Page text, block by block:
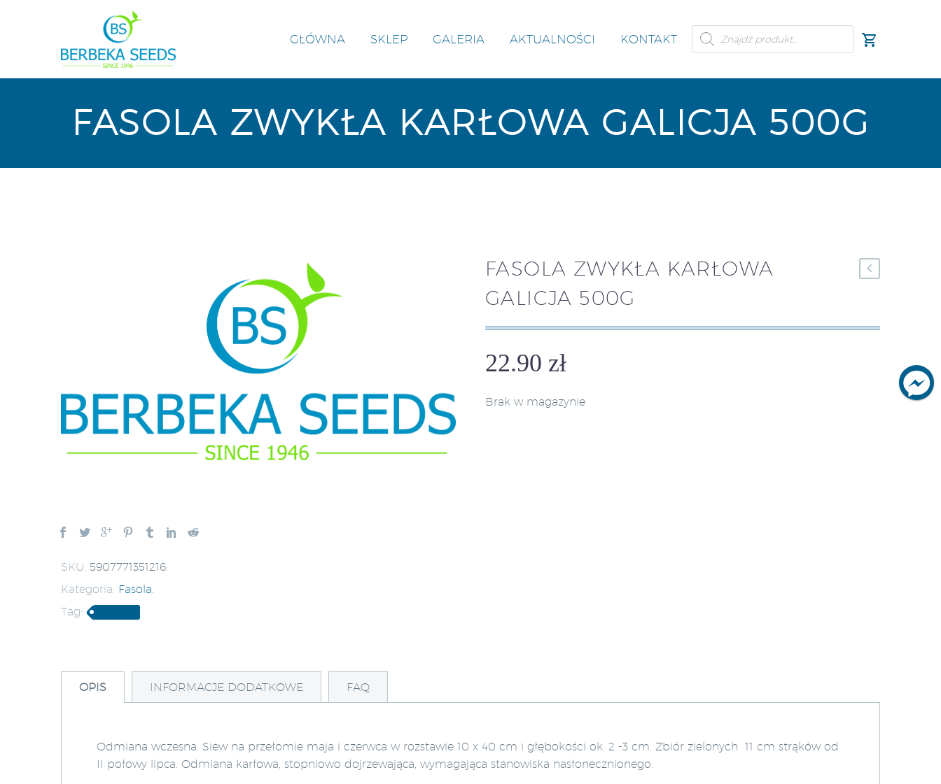
GŁÓWNA SKLEP GALERIA AKTUALNOŚCI KONTAKT
FASOLA ZWYKŁA KARŁOWA GALICJA 500G
SKU: 5907771351216
Kategoria: Fasola
Tag:
FASOLA ZWYKŁA KARŁOWA
GALICJA 500G
22.90 zł
Brak w magazynie
OPIS INFORMACJE DODATKOWE FAQ
Odmiana wczesna. Siew na przełomie maja i czerwca w rozstawie 10 x 40 cm i głębokości ok. 2 -3 cm. Zbiór zielonych 11 cm strąków od
II połowy lipca. Odmiana karłowa, stopniowo dojrzewająca, wymagająca stanowiska nasłonecznionego.